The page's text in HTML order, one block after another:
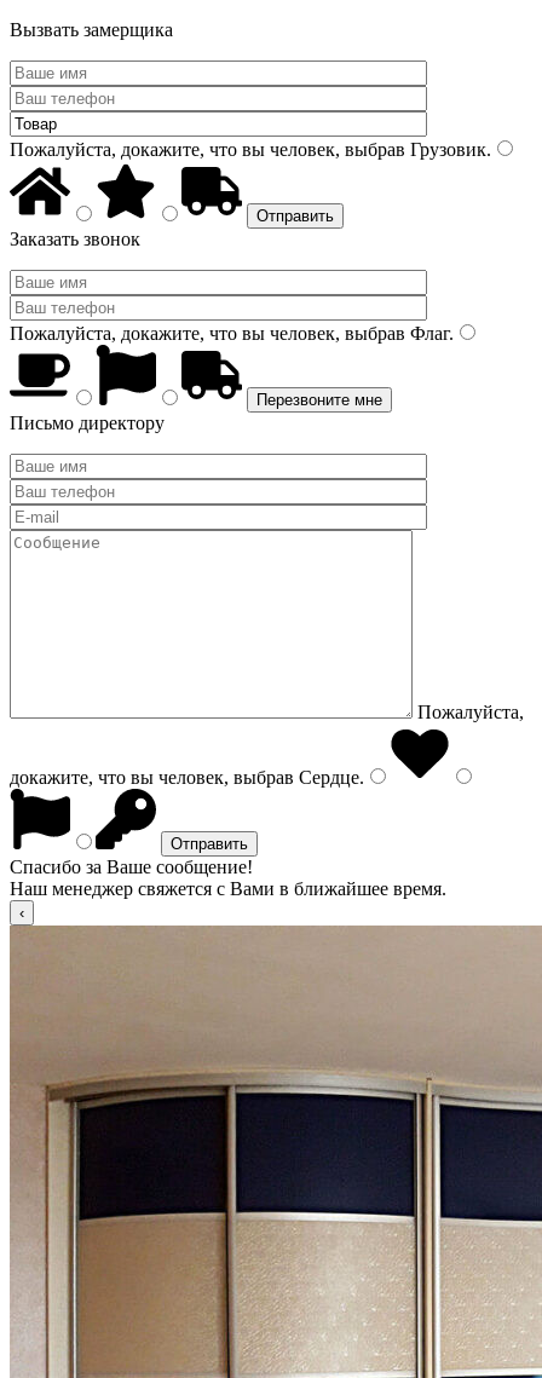
Вызвать замерщика
Пожалуйста, докажите, что вы человек, выбрав Грузовик.
Заказать звонок
Пожалуйста, докажите, что вы человек, выбрав Флаг.
Письмо директору
Пожалуйста,
докажите, что вы человек, выбрав Сердце.
Спасибо за Ваше сообщение!
Наш менеджер свяжется с Вами в ближайшее время.